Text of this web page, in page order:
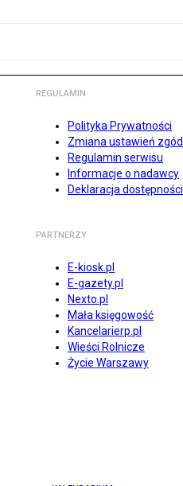
REGULAMIN
Polityka Prywatności
Zmiana ustawień zgód
Regulamin serwisu
Informacje o nadawcy
Deklaracja dostępności
PARTNERZY
E-kiosk.pl
E-gazety.pl
Nexto.pl
Mała księgowość
Kancelarierp.pl
Wieści Rolnicze
Życie Warszawy